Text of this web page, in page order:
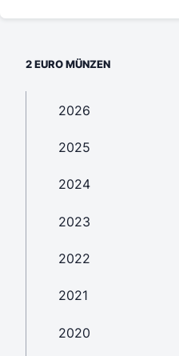
2 EURO MÜNZEN
2026
2025
2024
2023
2022
2021
2020